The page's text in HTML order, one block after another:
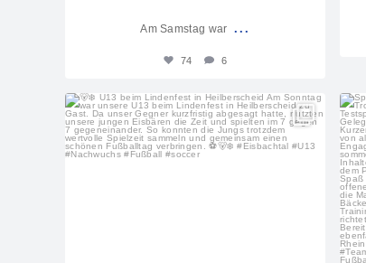
Am Samstag war ...
74 6
sf_eisbachtal_nachwuchs
Juli 28